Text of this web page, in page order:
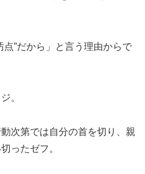
点”だから」と言う理由からで
。
次第では自分の首を切り、親
ったゼフ。